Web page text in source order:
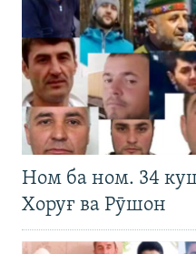
Ном ба ном. 34
Хоруғ ва Рӯшон